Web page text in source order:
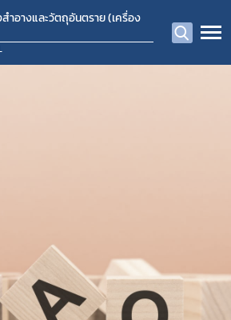
ำอางและวัตถุอันตราย (เครื่อง